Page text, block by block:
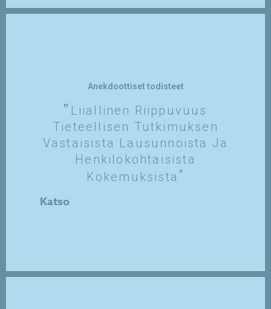
Anekdoottiset todisteet
Liiallinen Riippuvuus
Tieteellisen Tutkimuksen
Vastaisista Lausunnoista Ja
Henkilökohtaisista
Kokemuksista
Katso